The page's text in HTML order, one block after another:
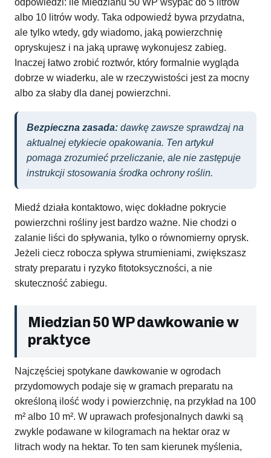
odpowiedzi: ile Miedzianu 50 WP wsypać do 5 litrów
albo 10 litrów wody. Taka odpowiedź bywa przydatna,
ale tylko wtedy, gdy wiadomo, jaką powierzchnię
opryskujesz i na jaką uprawę wykonujesz zabieg.
Inaczej łatwo zrobić roztwór, który formalnie wygląda
dobrze w wiaderku, ale w rzeczywistości jest za mocny
albo za słaby dla danej powierzchni.
Bezpieczna zasada: dawkę zawsze sprawdzaj na
aktualnej etykiecie opakowania. Ten artykuł
pomaga zrozumieć przeliczanie, ale nie zastępuje
instrukcji stosowania środka ochrony roślin.
Miedź działa kontaktowo, więc dokładne pokrycie
powierzchni rośliny jest bardzo ważne. Nie chodzi o
zalanie liści do spływania, tylko o równomierny oprysk.
Jeżeli ciecz robocza spływa strumieniami, zwiększasz
straty preparatu i ryzyko fitotoksyczności, a nie
skuteczność zabiegu.
Miedzian 50 WP dawkowanie w
praktyce
Najczęściej spotykane dawkowanie w ogrodach
przydomowych podaje się w gramach preparatu na
określoną ilość wody i powierzchnię, na przykład na 100
m² albo 10 m². W uprawach profesjonalnych dawki są
zwykle podawane w kilogramach na hektar oraz w
litrach wody na hektar. To ten sam kierunek myślenia,